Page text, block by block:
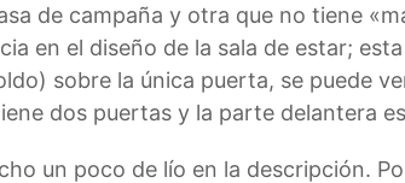
de campaña y otra que no tiene
en el diseño de la sala de estar;
sobre la única puerta, se puede
dos puertas y la parte delantera
un poco de lío en la descripción.